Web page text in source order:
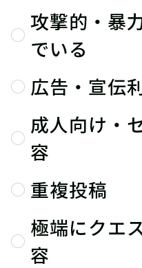
攻撃的・暴
でいる
広告・宣伝
成人向け・
容
重複投稿
極端にクエ
容